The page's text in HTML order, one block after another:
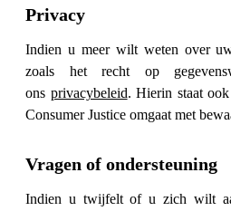
Privacy
Indien u meer wilt weten over
zoals het recht op
ons privacybeleid. Hierin staat
Consumer Justice omgaat met
Vragen of ondersteuning
Indien u twijfelt of u zich wilt